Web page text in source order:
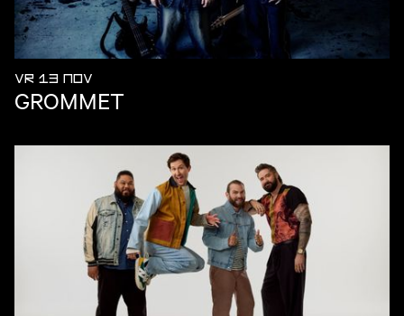
VR 13 NOV
GROMMET